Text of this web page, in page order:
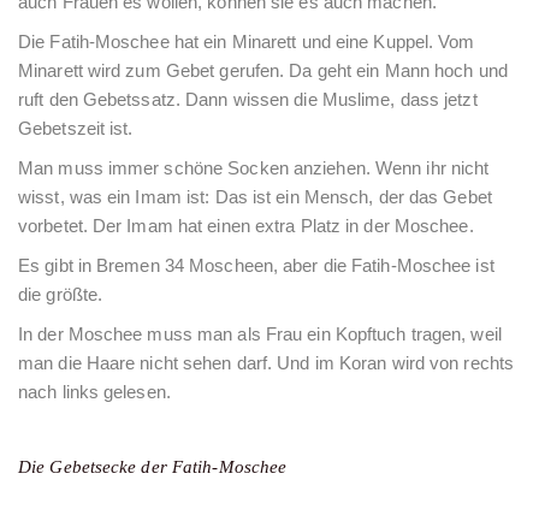
Die Fatih-Moschee hat ein Minarett und eine Kuppel. Vom
Minarett wird zum Gebet gerufen. Da geht ein Mann hoch und
ruft den Gebetssatz. Dann wissen die Muslime, dass jetzt
Gebetszeit ist.
Man muss immer schöne Socken anziehen. Wenn ihr nicht
wisst, was ein Imam ist: Das ist ein Mensch, der das Gebet
vorbetet. Der Imam hat einen extra Platz in der Moschee.
Es gibt in Bremen 34 Moscheen, aber die Fatih-Moschee ist
die größte.
In der Moschee muss man als Frau ein Kopftuch tragen, weil
man die Haare nicht sehen darf. Und im Koran wird von rechts
nach links gelesen.
Die Gebetsecke der Fatih-Moschee